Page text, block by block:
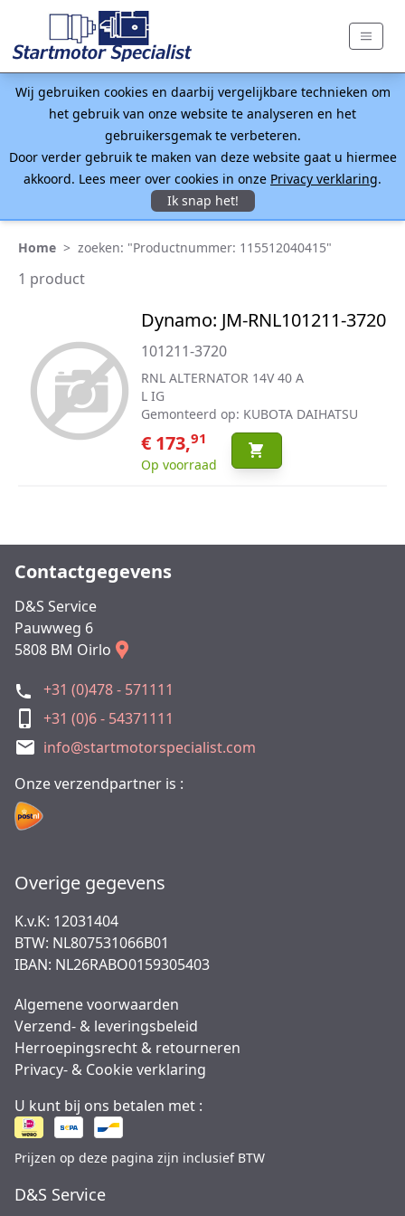
Wij gebruiken cookies en daarbij vergelijkbare technieken om
het gebruik van onze website te analyseren en het
gebruikersgemak te verbeteren.
Door verder gebruik te maken van deze website gaat u hiermee
akkoord. Lees meer over cookies in onze Privacy verklaring.
Ik snap het!
Home > zoeken: "Productnummer: 115512040415"
1 product
Dynamo: JM-RNL101211-3720
101211-3720
RNL ALTERNATOR 14V 40 A
L IG
Gemonteerd op: KUBOTA DAIHATSU
€ 173,91
Op voorraad
Contactgegevens
D&S Service
Pauwweg 6
5808 BM Oirlo
+31 (0)478 - 571111
+31 (0)6 - 54371111
info@startmotorspecialist.com
Onze verzendpartner is :
Overige gegevens
K.v.K: 12031404
BTW: NL807531066B01
IBAN: NL26RABO0159305403
Algemene voorwaarden
Verzend- & leveringsbeleid
Herroepingsrecht & retourneren
Privacy- & Cookie verklaring
U kunt bij ons betalen met :
Prijzen op deze pagina zijn inclusief BTW
D&S Service